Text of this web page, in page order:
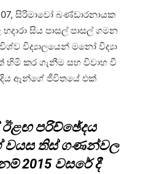
සිරිමාවෝ බණ්ඩාරනායක
සිය පාසල් පාසල් ගමන
විද්‍යාලයෙන් මනෝ විද්‍යා
හිමි කර ගැනීම සහ ⁣විවාහ වී
ඈන්ගේ ජීවිතයේ එක්
පරිච්ඡේදය
වයස තිස් ගණන්වල
2015 වසරේ දී